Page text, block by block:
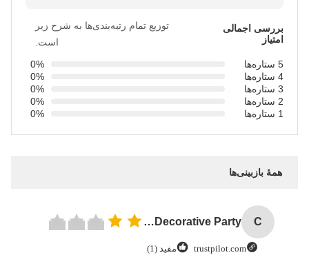
بررسی اجمالی
امتیاز
توزیع تمام رتبه‌بندی‌ها به شرح زیر
است.
5 ستاره‌ها
0%
4 ستاره‌ها
0%
3 ستاره‌ها
0%
2 ستاره‌ها
0%
1 ستاره‌ها
0%
همهٔ بازبینی‌ها
C
Custom Creative Goodie Christmas Kraft Paper Gift Bag with Your Own Logo for Xmas Decorative Party
trustpilot.com مفید (1)